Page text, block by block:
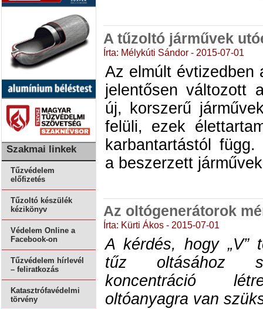
Szakmai linkek
Tűzvédelem
előfizetés
Tűzoltó készülék
kézikönyv
Védelem Online a
Facebook-on
Tűzvédelem hírlevél
– feliratkozás
Katasztrófavédelmi
törvény
A tűzoltó járművek
Írta: Mélykúti Sándor - 2015-07-01
Az elmúlt évtizedben
jelentősen változott
új, korszerű
felüli, ezek
karbantartástól
a beszerzett
Az oltógenerátorok
Írta: Kürti Ákos - 2015-07-01
A kérdés, hogy „V”
tűz oltásához
koncentráció
oltóanyagra van